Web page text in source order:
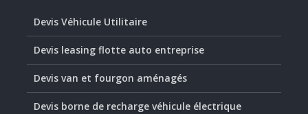
Devis Véhicule Utilitaire
Devis leasing flotte auto entreprise
Devis van et fourgon aménagés
Devis borne de recharge véhicule électrique